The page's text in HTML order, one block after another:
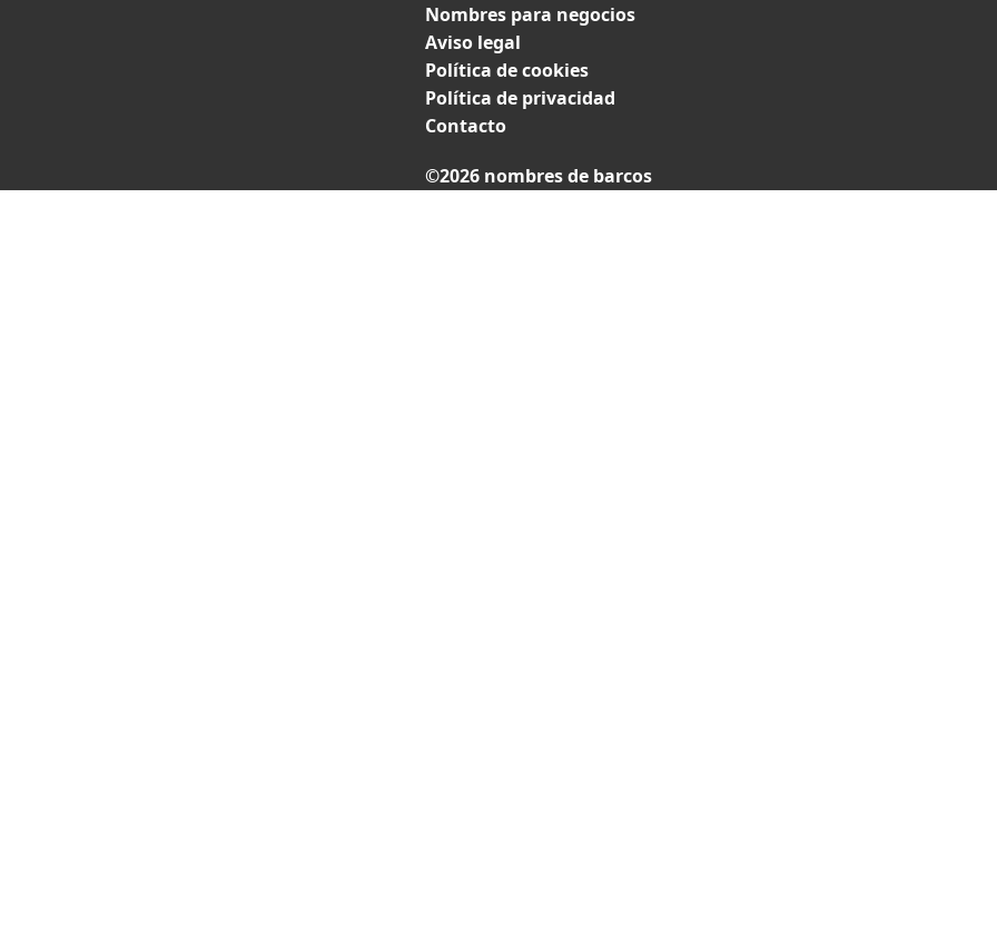
Nombres para negocios
Aviso legal
Política de cookies
Política de privacidad
Contacto
©2026 nombres de barcos